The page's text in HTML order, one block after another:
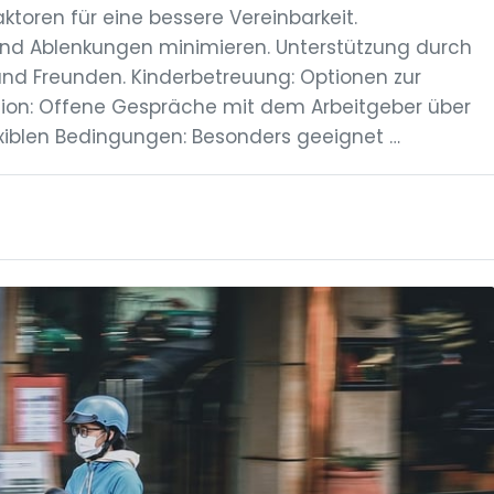
für eine bessere Vereinbarkeit.
Ablenkungen minimieren. Unterstützung durch
Freunden. Kinderbetreuung: Optionen zur
Offene Gespräche mit dem Arbeitgeber über
Bedingungen: Besonders geeignet …